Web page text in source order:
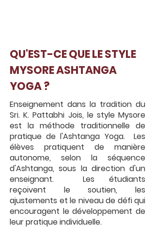
QU'EST-CE QUE LE STYLE
MYSORE ASHTANGA
YOGA ?
Enseignement dans la tradition du
Sri. K. Pattabhi Jois, le style Mysore
est la méthode traditionnelle de
pratique de l'Ashtanga Yoga. Les
élèves pratiquent de manière
autonome, selon la séquence
d'Ashtanga, sous la direction d'un
enseignant. Les étudiants
reçoivent le soutien, les
ajustements et le niveau de défi qui
encouragent le développement de
leur pratique individuelle.